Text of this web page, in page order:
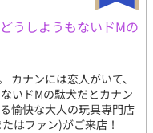
うしようもないドMの
カナンには恋人がいて、
いドMの駄犬だとカナン
愉快な大人の玩具専門店
はファン)がご来店！